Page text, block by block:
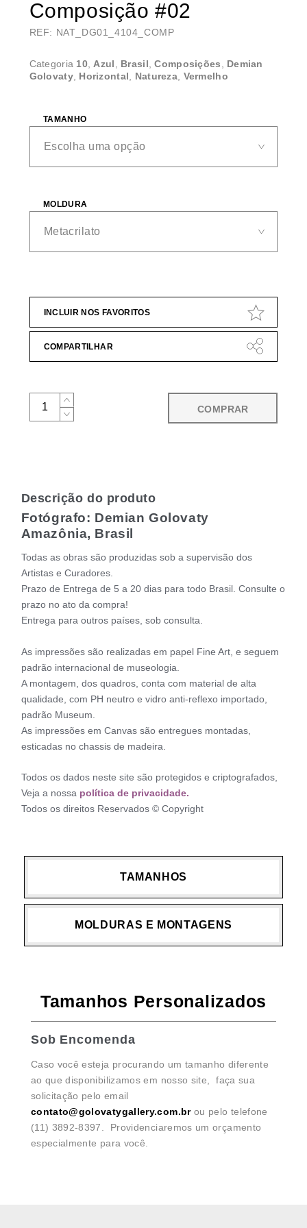
Composição #02
REF: NAT_DG01_4104_COMP
Categoria 10, Azul Brasil ,Composições
Demian
Golovaty, Horizontal Natureza, Vermelho
TAMANHO
MOLDURA
INCLUIR NOS FAVORITOS
COMPARTILHAR
COMPRAR
Descrição do produto
Fotógrafo: Demian Golovaty
Amazônia, Brasil
Todas as obras são produzidas sob a supervisão dos
Artistas e Curadores.
Prazo de Entrega de 5 a 20 dias para todo Brasil. Consulte o
prazo no ato da compra!
Entrega para outros países, sob consulta.
As impressões são realizadas em papel Fine Art, e seguem
padrão internacional de museologia.
A montagem, dos quadros, conta com material de alta
qualidade, com PH neutro e vidro anti-reflexo importado,
padrão Museum.
As impressões em Canvas são entregues montadas,
esticadas no chassis de madeira.
Todos os dados neste site são protegidos e criptografados,
Veja a nossa política de privacidade.
Todos os direitos Reservados © Copyright
TAMANHOS
MOLDURAS E MONTAGENS
Tamanhos Personalizados
Sob Encomenda
Caso você esteja procurando um tamanho diferente
ao que disponibilizamos em nosso site, faça sua
solicitação pelo email
contato@golovatygallery.com.brou pelo telefone
(11) 3892-8397. Providenciaremos um orçamento
especialmente para você.